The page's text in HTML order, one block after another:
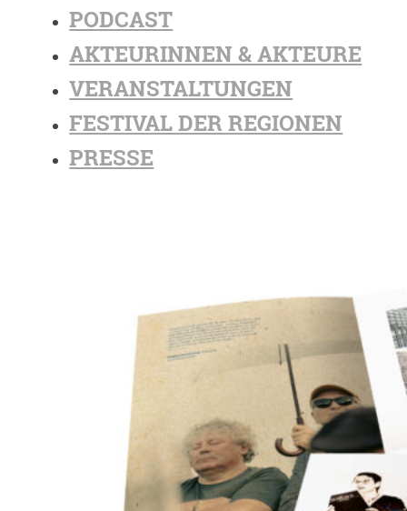
PODCAST
AKTEURINNEN & AKTEURE
VERANSTALTUNGEN
FESTIVAL DER REGIONEN
PRESSE